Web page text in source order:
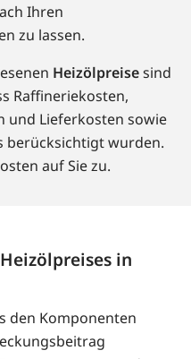
Ihren
zu lassen.
Heizölpreisesind
Raffineriekosten,
und Lieferkosten sowie
berücksichtigt wurden.
auf Sie zu.
in
den Komponenten